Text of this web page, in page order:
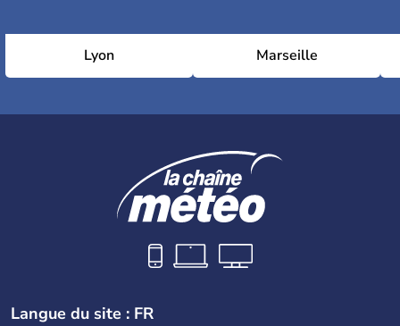
Lyon Marseille
Langue du site : FR